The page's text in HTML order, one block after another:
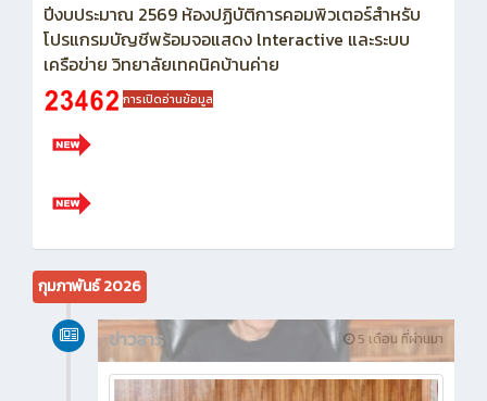
ปีงบประมาณ 2569 ห้องปฏิบัติการคอมพิวเตอร์สำหรับ
โปรแกรมบัญชีพร้อมจอแสดง lnteractive และระบบ
เครือข่าย วิทยาลัยเทคนิคบ้านค่าย
การเปิดอ่านข้อมูล
กุมภาพันธ์ 2026
5 เดือน ที่ผ่านมา
ข่าวสาร